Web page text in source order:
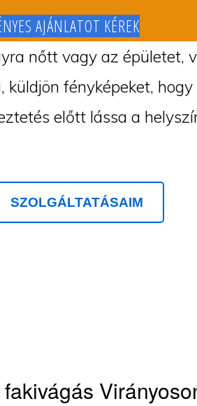
AJÁNLATOT KÉREK
nőtt vagy az épületet,
fényképeket, hogy
előtt lássa a
SZOLGÁLTATÁSAIM